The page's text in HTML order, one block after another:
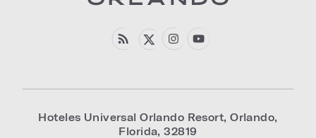
Hoteles Universal Orlando Resort,Orlando,
Florida,32819